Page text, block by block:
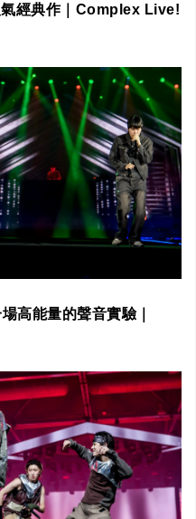
經典作｜Complex Live!
高能量的聲音實驗｜